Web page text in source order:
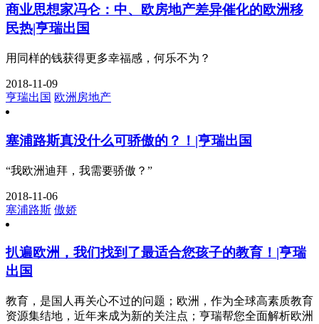
商业思想家冯仑：中、欧房地产差异催化的欧洲移
民热|亨瑞出国
用同样的钱获得更多幸福感，何乐不为？
2018-11-09
亨瑞出国 欧洲房地产
塞浦路斯真没什么可骄傲的？！|亨瑞出国
“我欧洲迪拜，我需要骄傲？”
2018-11-06
塞浦路斯 傲娇
扒遍欧洲，我们找到了最适合您孩子的教育！|亨瑞
出国
教育，是国人再关心不过的问题；欧洲，作为全球高素质教育
资源集结地，近年来成为新的关注点；亨瑞帮您全面解析欧洲